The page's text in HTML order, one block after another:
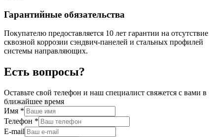
Гарантийные обязательства
Покупателю предоставляется 10 лет гарантии на отсутствие
сквозной коррозии cэндвич-панелей и стальных профилей
системы направляющих.
Есть вопросы?
Оставьте свой телефон и наш специалист свяжется с вами в
ближайшее время
Имя *
Телефон *
E-mail